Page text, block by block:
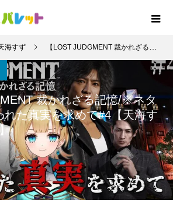
海すず 【LOST JUDGMENT 裁かれざる記憶/※ネタばれあり】失われた真実を求めて#4【天海すず/新人VTuber】
裁かれざる記憶/※ネタ
れた真実を求めて#4【天海す